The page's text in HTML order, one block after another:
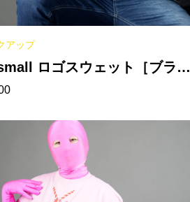
アップ
ロゴスウェット［ブラッ